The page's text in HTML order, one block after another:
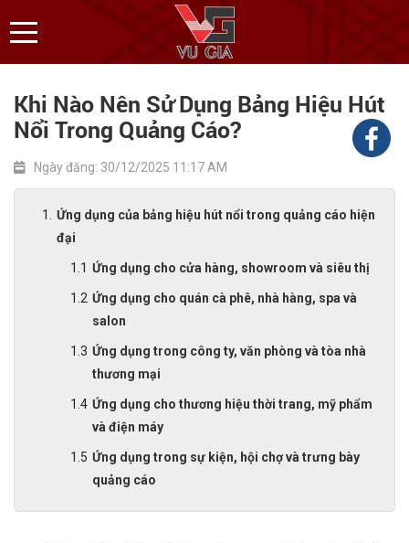
Khi Nào Nên Sử Dụng Bảng Hiệu Hút
Nổi Trong Quảng Cáo?
Ngày đăng: 30/12/2025 11:17 AM
Ứng dụng của bảng hiệu hút nổi trong quảng cáo hiện
đại
Ứng dụng cho cửa hàng, showroom và siêu thị
Ứng dụng cho quán cà phê, nhà hàng, spa và
salon
Ứng dụng trong công ty, văn phòng và tòa nhà
thương mại
Ứng dụng cho thương hiệu thời trang, mỹ phẩm
và điện máy
Ứng dụng trong sự kiện, hội chợ và trưng bày
quảng cáo